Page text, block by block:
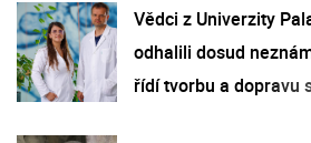
Vědci z Univerzity
odhalili dosud
řídí tvorbu a dopravu